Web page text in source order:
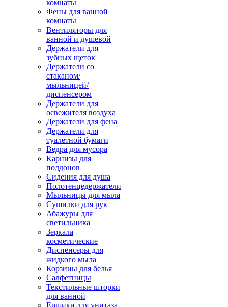
комнаты
Фены для ванной
комнаты
Вентиляторы для
ванной и душевой
Держатели для
зубных щеток
Держатели со
стаканом/
мыльницей/
диспенсером
Держатели для
освежителя воздуха
Держатели для фена
Держатели для
туалетной бумаги
Ведра для мусора
Карнизы для
поддонов
Сидения для душа
Полотенцедержатели
Мыльницы для мыла
Сушилки для рук
Абажуры для
светильника
Зеркала
косметические
Диспенсеры для
жидкого мыла
Корзины для белья
Салфетницы
Текстильные шторки
для ванной
Ершики для унитаза